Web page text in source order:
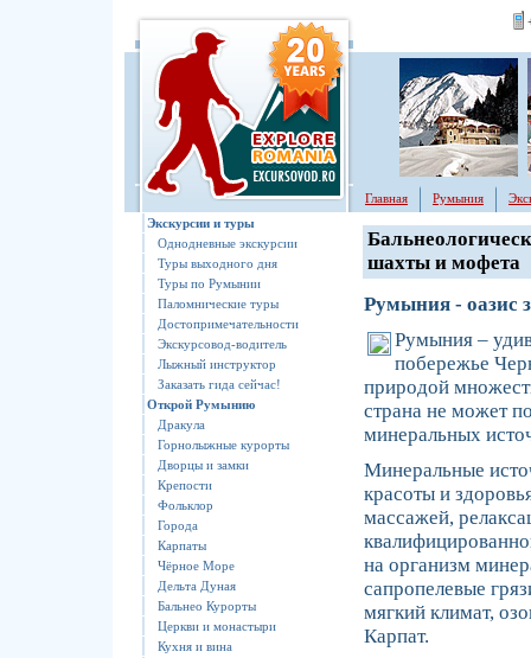
Главная Румыния
Экскурсии и туры
Однодневные экскурсии
Туры выходного дня
Туры по Румынии
Паломнические туры
Достопримечательности
Экскурсовод-водитель
Лыжный инструктор
Заказать гида сейчас!
Открoй Румынию
Дракула
Горнолыжные курорты
Дворцы и замки
Крепости
Фольклор
Города
Карпаты
Чёрное Море
Дельта Дуная
Бальнео Курорты
Церкви и монастыри
Кухня и вина
шахты и мофета
Румыния - оазис
Румыния –
побережье
природой
страна не может
минеральных
Минеральные
красоты и
массажей,
на организм
сапропелевые
мягкий климат,
Карпат.